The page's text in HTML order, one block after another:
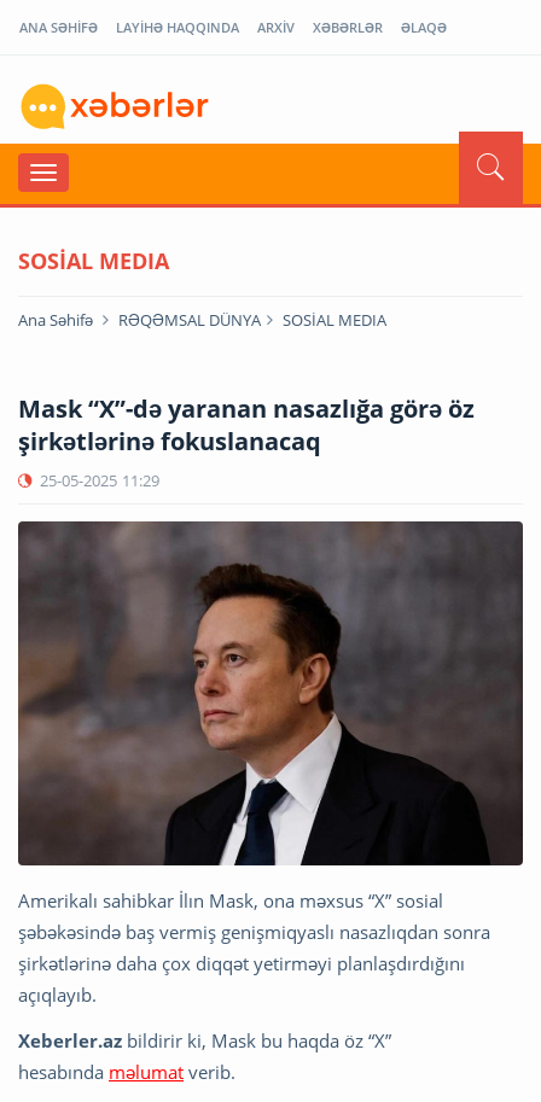
ANA SƏHİFƏ LAYİHƏ HAQQINDA ARXİV XƏBƏRLƏR ƏLAQƏ
SOSİAL MEDIA
Ana Səhifə RƏQƏMSAL DÜNYA SOSİAL MEDIA
Mask “X”-də yaranan nasazlığa görə öz
şirkətlərinə fokuslanacaq
25-05-2025 11:29
Amerikalı sahibkar İlın Mask, ona məxsus “X” sosial
şəbəkəsində baş vermiş genişmiqyaslı nasazlıqdan sonra
şirkətlərinə daha çox diqqət yetirməyi planlaşdırdığını
açıqlayıb.
Xeberler.az bildirir ki, Mask bu haqda öz “X”
hesabında məlumat verib.